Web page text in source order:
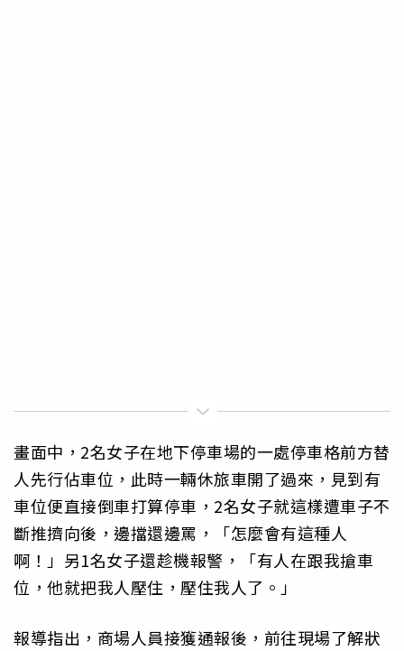
畫面中，2名女子在地下停車場的一處停車格前方替
人先行佔車位，此時一輛休旅車開了過來，見到有
車位便直接倒車打算停車，2名女子就這樣遭車子不
斷推擠向後，邊擋還邊罵，「怎麼會有這種人
啊！」另1名女子還趁機報警，「有人在跟我搶車
位，他就把我人壓住，壓住我人了。」
報導指出，商場人員接獲通報後，前往現場了解狀